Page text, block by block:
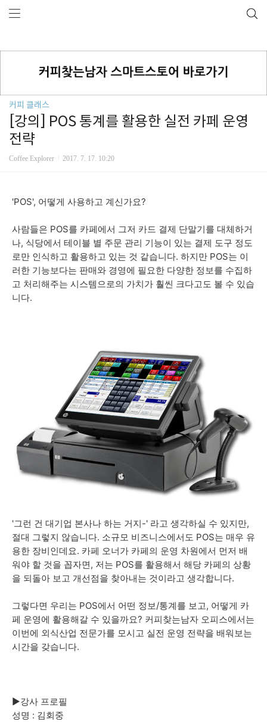
커피 클래스
[강의] POS 통계를 활용한 실전 카페 운영
전략
Coffee Explorer 2017. 7. 17. 10:20
'POS', 어떻게 사용하고 계신가요?
사람들은 POS를 카페에서 그저 카드 결제 단말기를 대체하거
나, 식당에서 테이블 별 주문 관리 기능이 있는 결제 도구 정도
로만 인식하고 활용하고 있는 것 같습니다. 하지만 POS는 이
러한 기능보다는 판매와 경영에 필요한 다양한 정보를 수집하
고 처리해주는 시스템으로의 가치가 훨씬 크다고도 볼 수 있습
니다.
'그런 건 대기업 본사나 하는 거지-' 라고 생각하실 수 있지만,
절대 그렇지 않습니다. 소규모 비즈니스에서도 POS는 매우 유
용한 장비인데요. 카페 오너가 카페의 운영 차원에서 먼저 배
워야 할 것을 꼽자면, 저는 POS를 활용해서 해당 카페의 상황
을 되돌아 보고 개선점을 찾아내는 것이라고 생각합니다.
그렇다면 우리는 POS에서 어떤 정보/통계를 보고, 어떻게 카
페 운영에 활용해갈 수 있을까요? 커피찾는남자 오피스에서는
이번에 외식산업 전문가를 모시고 실전 운영 전략을 배워보는
시간을 갖습니다.
►강사 프로필
성명 : 김회중